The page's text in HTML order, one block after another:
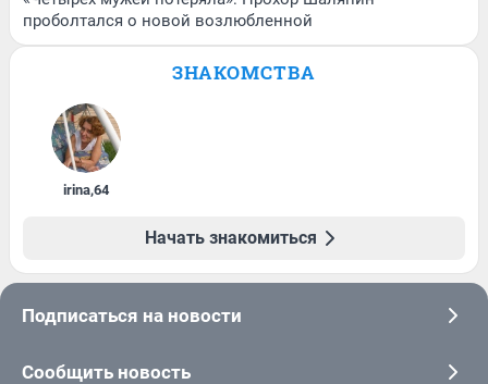
проболтался о новой возлюбленной
ЗНАКОМСТВА
irina,64
Начать знакомиться
Подписаться на новости
Сообщить новость